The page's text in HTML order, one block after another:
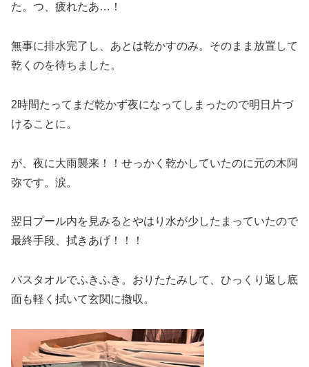
た。つ、疲れたあ…！
無事に排水完了し、あとは乾かすのみ。そのまま放置して
乾くのを待ちました。
2時間たってまだ乾かず夜になってしまったので明日片づ
けることに。
が、夜に大雨襲来！！せっかく乾かしていたのに元の木阿
弥です。涙。
翌日プール内を見みるとやはり水が少したまっていたので
最終手段、拭きあげ！！！
バスタオルでふきふき。おりたたみして、ひっくり返し底
面も軽く拭いて玄関に撤収。